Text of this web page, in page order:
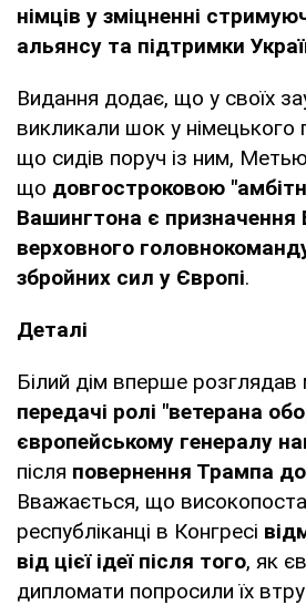
німців у зміцненні
альянсу та підтримки
Видання додає, що у своїх
викликали шок у німецького
що сидів поруч із ним,
що довгостроковою
Вашингтона є призначення
верховного
збройних сил у Європі.
Деталі
Білий дім вперше розглядав
передачі ролі "ветерана
європейському генералу
після повернення Трампа
Вважається, що
республіканці в Конгресі
від цієї ідеї після того, як
дипломати попросили їх